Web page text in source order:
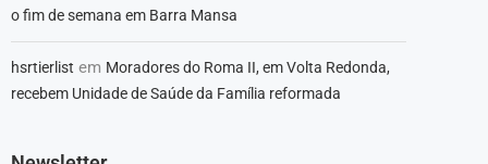
o fim de semana em Barra Mansa
hsrtierlist em Moradores do Roma II, em Volta Redonda,
recebem Unidade de Saúde da Família reformada